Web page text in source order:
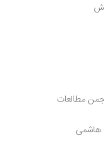
نشست بررسی اندیشه سیدجواد طباطبایی در انجمن مطالعات